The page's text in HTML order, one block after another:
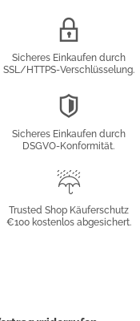
Sicheres Einkaufen durch
SSL/HTTPS-Verschlüsselung.
Sicheres Einkaufen durch
DSGVO-Konformität.
Trusted Shop Käuferschutz
€100 kostenlos abgesichert.